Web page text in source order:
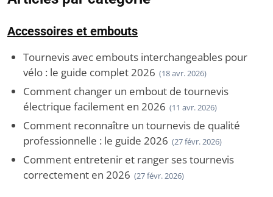
Accessoires et embouts
Tournevis avec embouts interchangeables pour
vélo : le guide complet 2026 (18 avr. 2026)
Comment changer un embout de tournevis
électrique facilement en 2026 (11 avr. 2026)
Comment reconnaître un tournevis de qualité
professionnelle : le guide 2026 (27 févr. 2026)
Comment entretenir et ranger ses tournevis
correctement en 2026 (27 févr. 2026)